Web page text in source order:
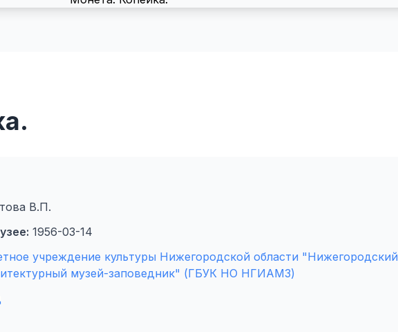
В.П.
1956-03-14
учреждение культуры Нижегородской области "Нижегородский
музей-заповедник" (ГБУК НО НГИАМЗ)